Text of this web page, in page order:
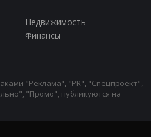
Недвижимость
Финансы
"Реклама", "PR", "Спецпроект",
"Промо", публикуются на